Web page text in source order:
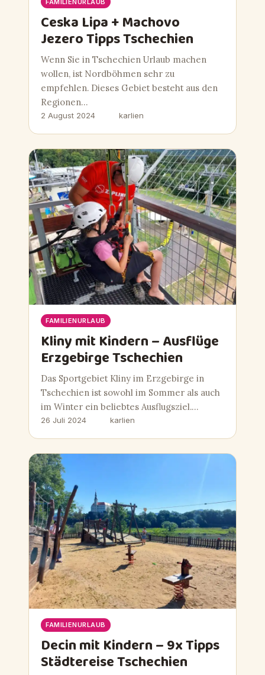
FAMILIENURLAUB
Ceska Lipa + Machovo
Jezero Tipps Tschechien
Wenn Sie in Tschechien Urlaub machen
wollen, ist Nordböhmen sehr zu
empfehlen. Dieses Gebiet besteht aus den
Regionen…
2 August 2024 karlien
FAMILIENURLAUB
Kliny mit Kindern – Ausflüge
Erzgebirge Tschechien
Das Sportgebiet Kliny im Erzgebirge in
Tschechien ist sowohl im Sommer als auch
im Winter ein beliebtes Ausflugsziel.…
26 Juli 2024 karlien
FAMILIENURLAUB
Decin mit Kindern – 9x Tipps
Städtereise Tschechien